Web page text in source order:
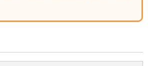
ト
事一覧
資料